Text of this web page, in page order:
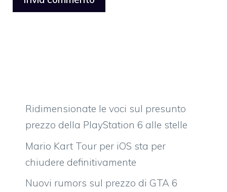
Ridimensionate le voci sul presunto
prezzo della PlayStation 6 alle stelle
Mario Kart Tour per iOS sta per
chiudere definitivamente
Nuovi rumors sul prezzo di GTA 6